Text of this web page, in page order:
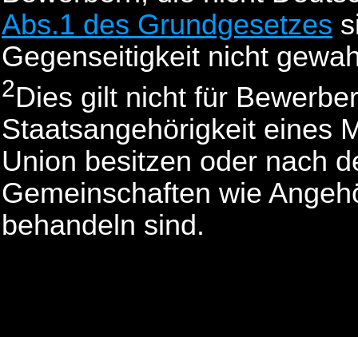
Abs.1 des Grundgesetzes
Gegenseitigkeit nicht
2Dies gilt nicht für
Staatsangehörigkeit eines
Union besitzen oder nach
Gemeinschaften wie
behandeln sind.